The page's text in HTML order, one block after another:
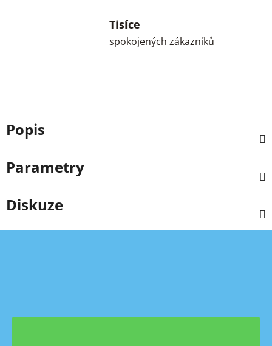
Tisíce
spokojených zákazníků
Popis
Parametry
Diskuze
Z